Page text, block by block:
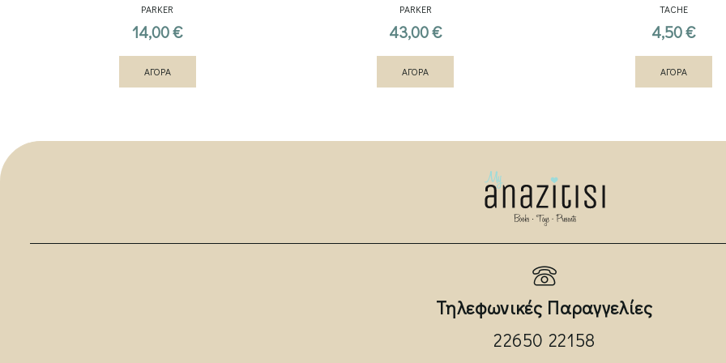
PARKER
14,00€
ΑΓΟΡΑ
PARKER
43,00€
ΑΓΟΡΑ
TACHE
4,50€
ΑΓΟΡΑ
Τηλεφωνικές Παραγγελίες
22650 22158